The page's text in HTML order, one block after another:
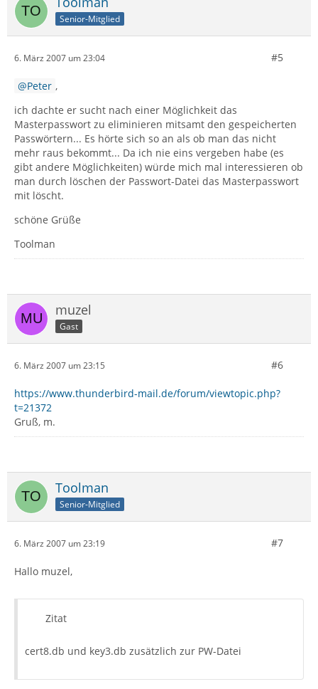
Senior-Mitglied
6. März 2007 um 23:04 #5
Peter ,
ich dachte er sucht nach einer Möglichkeit das
Masterpasswort zu eliminieren mitsamt den gespeicherten
Passwörtern... Es hörte sich so an als ob man das nicht
mehr raus bekommt... Da ich nie eins vergeben habe (es
gibt andere Möglichkeiten) würde mich mal interessieren ob
man durch löschen der Passwort-Datei das Masterpasswort
mit löscht.
schöne Grüße
Toolman
muzel
Gast
6. März 2007 um 23:15 #6
https://www.thunderbird-mail.de/forum/viewtopic.php?
t=21372
Gruß, m.
Toolman
Senior-Mitglied
6. März 2007 um 23:19 #7
Hallo muzel,
Zitat
cert8.db und key3.db zusätzlich zur PW-Datei